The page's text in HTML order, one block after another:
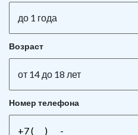
до 1 года
Возраст
от 14 до 18 лет
Номер телефона